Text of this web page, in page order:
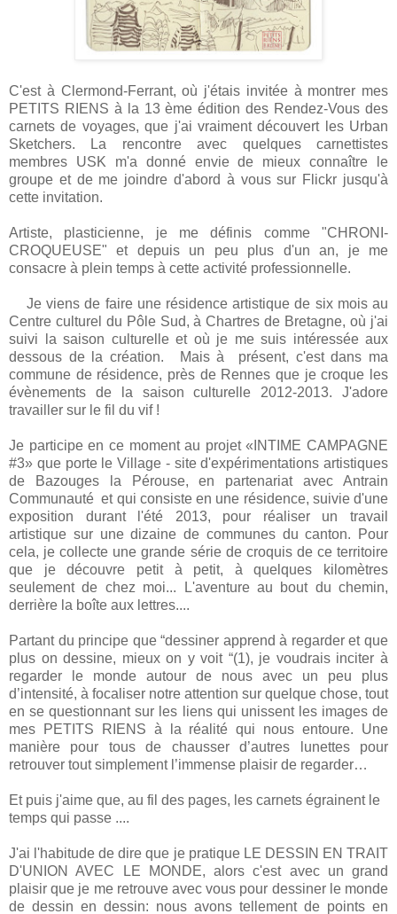
C'est à Clermond-Ferrant, où j'étais invitée à montrer mes
PETITS RIENS à la 13 ème édition des Rendez-Vous des
carnets de voyages, que j'ai vraiment découvert les Urban
Sketchers. La rencontre avec quelques carnettistes
membres USK m'a donné envie de mieux connaître le
groupe et de me joindre d'abord à vous sur Flickr jusqu'à
cette invitation.
Artiste, plasticienne, je me définis comme "CHRONI-
CROQUEUSE" et depuis un peu plus d'un an, je me
consacre à plein temps à cette activité professionnelle.
Je viens de faire une résidence artistique de six mois au
Centre culturel du Pôle Sud, à Chartres de Bretagne, où j'ai
suivi la saison culturelle et où je me suis intéressée aux
dessous de la création. Mais à présent, c'est dans ma
commune de résidence, près de Rennes que je croque les
évènements de la saison culturelle 2012-2013. J'adore
travailler sur le fil du vif !
Je participe en ce moment au projet «INTIME CAMPAGNE
#3» que porte le Village - site d'expérimentations artistiques
de Bazouges la Pérouse, en partenariat avec Antrain
Communauté et qui consiste en une résidence, suivie d'une
exposition durant l'été 2013, pour réaliser un travail
artistique sur une dizaine de communes du canton. Pour
cela, je collecte une grande série de croquis de ce territoire
que je découvre petit à petit, à quelques kilomètres
seulement de chez moi... L'aventure au bout du chemin,
derrière la boîte aux lettres....
Partant du principe que “dessiner apprend à regarder et que
plus on dessine, mieux on y voit “(1), je voudrais inciter à
regarder le monde autour de nous avec un peu plus
d’intensité, à focaliser notre attention sur quelque chose, tout
en se questionnant sur les liens qui unissent les images de
mes PETITS RIENS à la réalité qui nous entoure. Une
manière pour tous de chausser d’autres lunettes pour
retrouver tout simplement l’immense plaisir de regarder…
Et puis j'aime que, au fil des pages, les carnets égrainent le
temps qui passe ....
J'ai l'habitude de dire que je pratique LE DESSIN EN TRAIT
D'UNION AVEC LE MONDE, alors c'est avec un grand
plaisir que je me retrouve avec vous pour dessiner le monde
de dessin en dessin: nous avons tellement de points en